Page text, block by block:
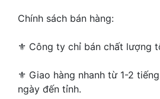
Chính sách bán hàng:
⚜ ️Công ty chỉ bán chất lượng
⚜ Giao hàng nhanh từ 1-2
ngày đến tỉnh.